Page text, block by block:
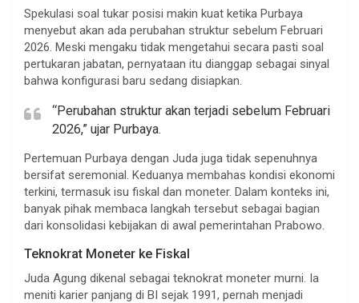
Spekulasi soal tukar posisi makin kuat ketika Purbaya
menyebut akan ada perubahan struktur sebelum Februari
2026. Meski mengaku tidak mengetahui secara pasti soal
pertukaran jabatan, pernyataan itu dianggap sebagai sinyal
bahwa konfigurasi baru sedang disiapkan.
“Perubahan struktur akan terjadi sebelum Februari
2026,” ujar Purbaya.
Pertemuan Purbaya dengan Juda juga tidak sepenuhnya
bersifat seremonial. Keduanya membahas kondisi ekonomi
terkini, termasuk isu fiskal dan moneter. Dalam konteks ini,
banyak pihak membaca langkah tersebut sebagai bagian
dari konsolidasi kebijakan di awal pemerintahan Prabowo.
Teknokrat Moneter ke Fiskal
Juda Agung dikenal sebagai teknokrat moneter murni. Ia
meniti karier panjang di BI sejak 1991, pernah menjadi